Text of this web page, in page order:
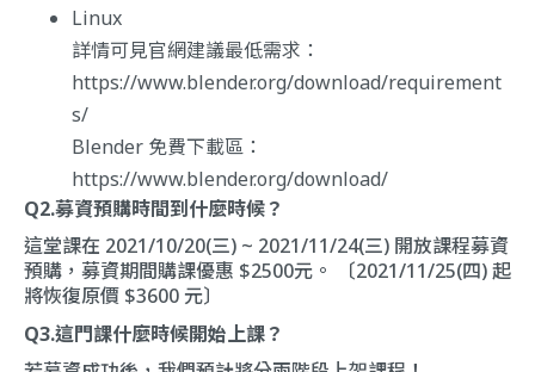
Linux
詳情可見官網建議最低需求：
https://www.blender.org/download/requirement
s/
Blender 免費下載區：
https://www.blender.org/download/
Q2.募資預購時間到什麼時候？
這堂課在 2021/10/20(三) ~ 2021/11/24(三) 開放課程募資
預購，募資期間購課優惠 $2500元。 〔2021/11/25(四) 起
將恢復原價 $3600 元〕
Q3.這門課什麼時候開始上課？